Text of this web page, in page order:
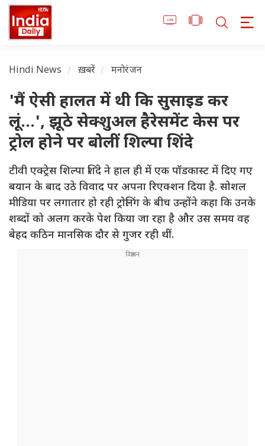
Hindi News ख़बरें मनोरंजन
'मैं ऐसी हालत में थी कि सुसाइड कर
लूं...', झूठे सेक्शुअल हैरेसमेंट केस पर
ट्रोल होने पर बोलीं शिल्पा शिंदे
टीवी एक्ट्रेस शिल्पा शिंदे ने हाल ही में एक पॉडकास्ट में दिए गए
बयान के बाद उठे विवाद पर अपना रिएक्शन दिया है. सोशल
मीडिया पर लगातार हो रही ट्रोलिंग के बीच उन्होंने कहा कि उनके
शब्दों को अलग करके पेश किया जा रहा है और उस समय वह
बेहद कठिन मानसिक दौर से गुजर रही थीं.